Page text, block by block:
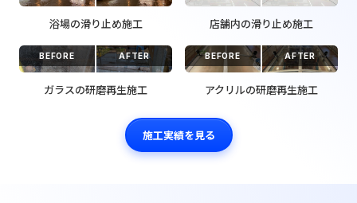
浴場の滑り止め施工 店舗内の滑り止め施工
BEFORE AFTER
ガラスの研磨再生施工
BEFORE AFTER
アクリルの研磨再生施工
施工実績を見る